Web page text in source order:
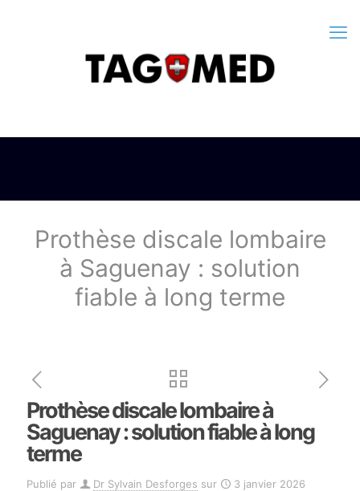
Prothèse discale lombaire
à Saguenay : solution
fiable à long terme
Prothèse discale lombaire à
Saguenay : solution fiable à long
terme
Publié par Dr Sylvain Desforges sur 3 janvier 2026